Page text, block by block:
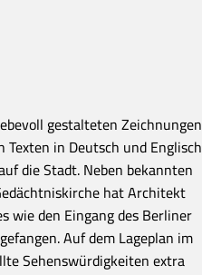
gestalteten Zeichnungen
in Deutsch und Englisch
die Stadt. Neben bekannten
hat Architekt
wie den Eingang des Berliner
Auf dem Lageplan im
Sehenswürdigkeiten extra